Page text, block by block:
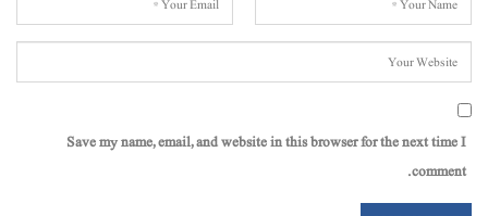
Save my name, email, and website in this browser for the next time I
comment.